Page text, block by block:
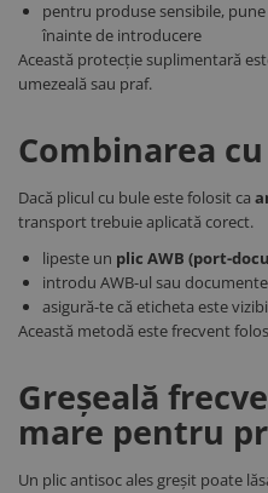
pentru produse sensibile,
înainte de introducere
Această protecție suplimentară
umezeală sau praf.
Combinarea
Dacă plicul cu bule este folosit ca
transport trebuie aplicată corect.
lipeste un plic AWB (port-
introdu AWB-ul sau
asigură-te că eticheta este
Această metodă este frecvent
Greșeală
mare pentru
Un plic antisoc ales greșit poate